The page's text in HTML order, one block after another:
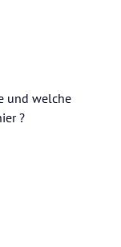
die Unterstützung
können auch
Paddeln,
und welche
?